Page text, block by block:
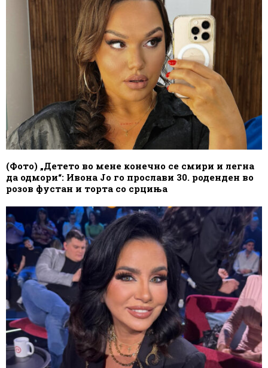
(Фото) „Детето во мене конечно се смири и легна
да одмори“: Ивона Јо го прослави 30. роденден во
розов фустан и торта со срциња